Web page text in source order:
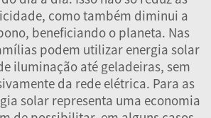
como também diminui a
beneficiando o planeta. Nas
podem utilizar energia solar
iluminação até geladeiras, sem
da rede elétrica. Para as
solar representa uma economia